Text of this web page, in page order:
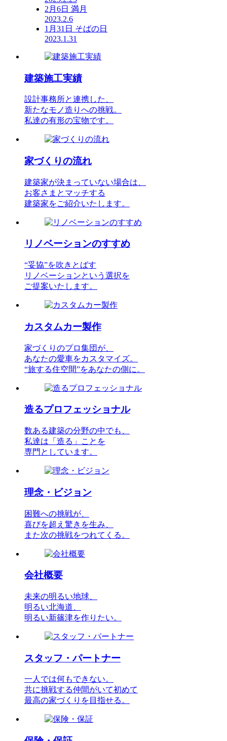
2月6日 満月
2023.2.6
1月31日 そばの日
2023.1.31
建築施工実績
設計事務所と連携した、
新たなモノ造りへの挑戦。
私達の有形の宝物です。
家づくりの流れ
建築家が決まっていない場合は、
お客さまとマッチする
建築家をご紹介いたします。
リノベーションのすすめ
“妥協”を吹きとばす
リノベーションという選択を
ご提案いたします。
カスタムカー製作
家づくりのプロ集団が、
あなたの愛車をカスタマイズ。
“旅する住空間”をあなたの側に。
造るプロフェッショナル
数ある建築の分野の中でも、
私達は「造る」ことを
専門としています。
理念・ビジョン
困難への挑戦が、
喜びを超え驚きを生み、
また次の挑戦をつれてくる。
会社概要
未来の明るい地球、
明るい北海道、
明るい新篠津を作りたい。
スタッフ・パートナー
一人では何もできない。
共に挑戦する仲間がいて初めて
最高の家づくりを目指せる。